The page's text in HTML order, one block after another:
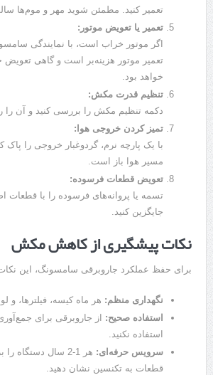
تعمیر کنید. مطمئن شوید مهر و موم‌ها
تعمیر یا تعویض موتور :
اگر موتور خراب است، با نمایندگی
تعمیر موتور هزینه‌بر است و گاهی تعویض
خواهد بود.
تنظیم قدرت مکش:
دکمه تنظیم مکش را بررسی کنید و آن را
تمیز کردن خروجی هوا :
با یک پارچه نرم، گردوغبار خروجی را
مسیر هوا باز است.
تعویض قطعات فرسوده:
تسمه یا پروانه‌های فرسوده را با
جایگزین کنید.
نکات پیشگیری از کاهش مکش
برای حفظ عملکرد جاروبرقی سامسونگ، این
نگهداری منظم: هر ماه کیسه، فیلترها، و
استفاده صحیح: از جاروبرقی برای
استفاده نکنید.
سرویس حرفه‌ای:
هر 1-2 سال دستگاه
قطعات به تکنسین نشان دهید.